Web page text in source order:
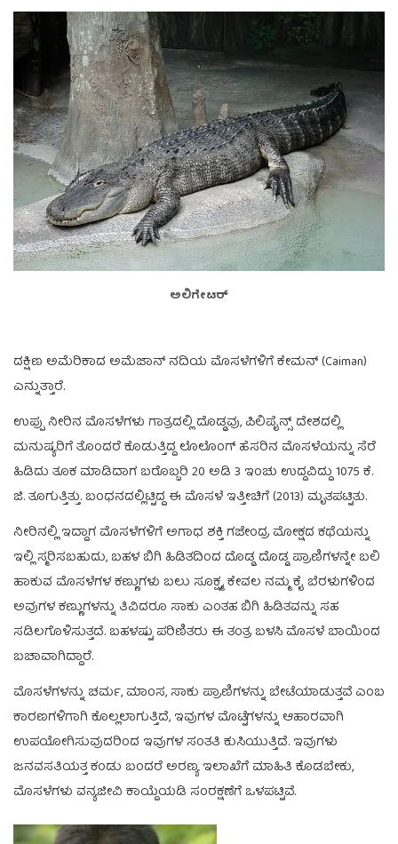
ಅಲಿಗೇಟರ್
ದಕ್ಷಿಣ ಅಮೆರಿಕಾದ ಅಮೆಜಾನ್ ನದಿಯ ಮೊಸಳೆಗಳಿಗೆ ಕೇಮನ್ (Caiman)
ಎನ್ನುತ್ತಾರೆ.
ಉಪ್ಪು ನೀರಿನ ಮೊಸಳೆಗಳು ಗಾತ್ರದಲ್ಲಿ ದೊಡ್ಡವು, ಪಿಲಿಪೈನ್ಸ್ ದೇಶದಲ್ಲಿ
ಮನುಷ್ಯರಿಗೆ ತೊಂದರೆ ಕೊಡುತ್ತಿದ್ದ ಲೊಲೊಂಗ್ ಹೆಸರಿನ ಮೊಸಳೆಯನ್ನು ಸೆರೆ
ಹಿಡಿದು ತೂಕ ಮಾಡಿದಾಗ ಬರೊಬ್ಬರಿ 20 ಅಡಿ 3 ಇಂಚು ಉದ್ದವಿದ್ದು 1075 ಕೆ.
ಜಿ. ತೂಗುತ್ತಿತ್ತು. ಬಂಧನದಲ್ಲಿಟ್ಟಿದ್ದ ಈ ಮೊಸಳೆ ಇತ್ತೀಚಿಗೆ (2013) ಮೃತಪಟ್ಟಿತು.
ನೀರಿನಲ್ಲಿ ಇದ್ದಾಗ ಮೊಸಳೆಗಳಿಗೆ ಅಗಾಧ ಶಕ್ತಿ ಗಜೇಂದ್ರ ಮೋಕ್ಷದ ಕಥೆಯನ್ನು
ಇಲ್ಲಿ ಸ್ಮರಿಸಬಹುದು, ಬಹಳ ಬಿಗಿ ಹಿಡಿತದಿಂದ ದೊಡ್ಡ ದೊಡ್ಡ ಪ್ರಾಣಿಗಳನ್ನೇ ಬಲಿ
ಹಾಕುವ ಮೊಸಳೆಗಳ ಕಣ್ಣುಗಳು ಬಲು ಸೂಕ್ಷ್ಮ, ಕೇವಲ ನಮ್ಮ ಕೈ ಬೆರಳುಗಳಿಂದ
ಅವುಗಳ ಕಣ್ಣುಗಳನ್ನು ತಿವಿದರೂ ಸಾಕು ಎಂತಹ ಬಿಗಿ ಹಿಡಿತವನ್ನು ಸಹ
ಸಡಿಲಗೊಳಿಸುತ್ತದೆ. ಬಹಳಷ್ಟು ಪರಿಣಿತರು ಈ ತಂತ್ರ ಬಳಸಿ ಮೊಸಳೆ ಬಾಯಿಂದ
ಬಚಾವಾಗಿದ್ದಾರೆ.
ಮೊಸಳೆಗಳನ್ನು ಚರ್ಮ, ಮಾಂಸ, ಸಾಕು ಪ್ರಾಣಿಗಳನ್ನು ಬೇಟೆಯಾಡುತ್ತವೆ ಎಂಬ
ಕಾರಣಗಳಿಗಾಗಿ ಕೊಲ್ಲಲಾಗುತ್ತಿದೆ, ಇವುಗಳ ಮೊಟ್ಟೆಗಳನ್ನು ಆಹಾರವಾಗಿ
ಉಪಯೋಗಿಸುವುದರಿಂದ ಇವುಗಳ ಸಂತತಿ ಕುಸಿಯುತ್ತಿದೆ. ಇವುಗಳು
ಜನವಸತಿಯತ್ತ ಕಂಡು ಬಂದರೆ ಅರಣ್ಯ ಇಲಾಖೆಗೆ ಮಾಹಿತಿ ಕೊಡಬೇಕು,
ಮೊಸಳೆಗಳು ವನ್ಯಜೀವಿ ಕಾಯ್ದೆಯಡಿ ಸಂರಕ್ಷಣೆಗೆ ಒಳಪಟ್ಟಿವೆ.